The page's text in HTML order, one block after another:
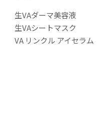
生VAダーマ美容液
生VAシートマスク
VA リンクル アイセラム